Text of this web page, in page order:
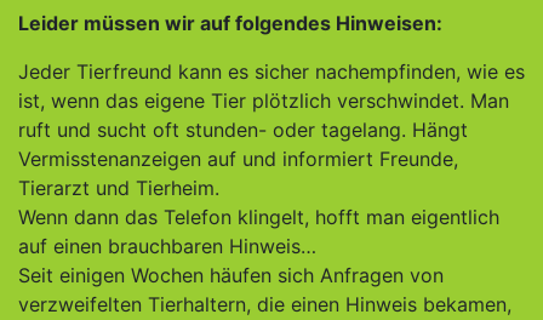
Leider müssen wir auf folgendes Hinweisen:
Jeder Tierfreund kann es sicher nachempfinden, wie es
ist, wenn das eigene Tier plötzlich verschwindet. Man
ruft und sucht oft stunden- oder tagelang. Hängt
Vermisstenanzeigen auf und informiert Freunde,
Tierarzt und Tierheim.
Wenn dann das Telefon klingelt, hofft man eigentlich
auf einen brauchbaren Hinweis…
Seit einigen Wochen häufen sich Anfragen von
verzweifelten Tierhaltern, die einen Hinweis bekamen,